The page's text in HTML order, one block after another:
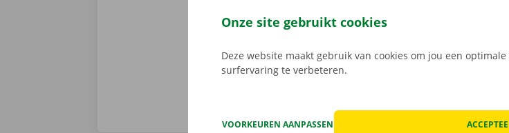
vertrekken. Download de gratis app nu voor
Onze site gebruikt cookies
Deze website maakt gebruik van cookies om jou een
surfervaring te verbeteren.
VOORKEUREN AANPASSEN